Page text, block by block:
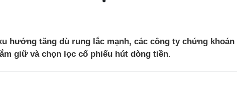
hướng tăng dù rung lắc mạnh, các công ty chứng khoán
giữ và chọn lọc cổ phiếu hút dòng tiền.